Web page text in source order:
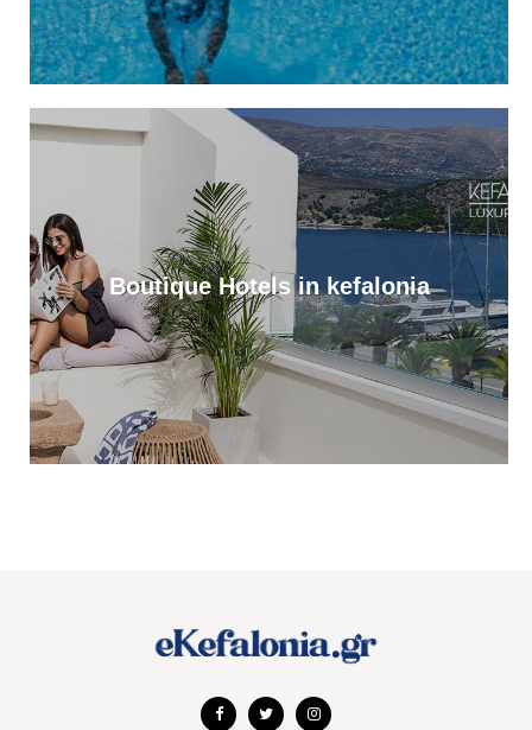
14:04
Η Κεφαλονιά πρωταγωνιστεί σε νέα δωρεάν ψηφιακή
τουριστική έκδοση με εξώφυλλο τη βραβευμένη παραλία Φτέρη
Εγκαίνια της έκθεσης του Κώστα Ευαγγελάτου στη σύγχρονη
πινακοθήκη “villa Ροδόπη”, στις 8 Αυγούστου
Διακοπές στο Φισκάρδο κάνουν η Ελένη Μενεγάκη με τον Μάκη
Παντζόπουλο [βίντεο]
13:32
Με λαμπρότητα γιορτάστηκε η Μεταμόρφωση του Σωτήρος, στα
Μαυρικάτα [εικόνες]
13:19
Σπουδαία μεταγραφή στον Παλληξουριακό, με τον Βαγγέλη
Θεοχάρη, πρώην ποδοσφαιριστή Παναθηναϊκού, Λεβαδειακού
και Απόλλωνα
Παγκόσμιο Πρωτάθλημα Στίβου Κ20 [εικόνες & βίντεο]
Boutique Hotels in kefalonia